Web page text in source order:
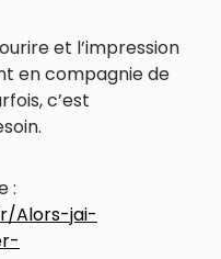
et l’impression
en compagnie de
c’est
:
Alors-jai-